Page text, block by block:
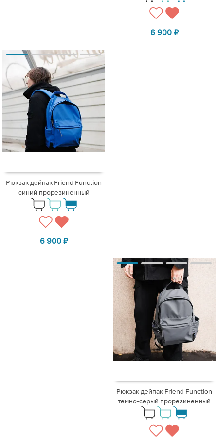
6 900 ₽
Рюкзак дейпак Friend Function
синий прорезиненный
6 900 ₽
Рюкзак дейпак Friend Function
темно-серый прорезиненный